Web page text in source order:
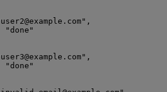
user2@example.com" ,
"done "
user3@example.com" ,
"done "